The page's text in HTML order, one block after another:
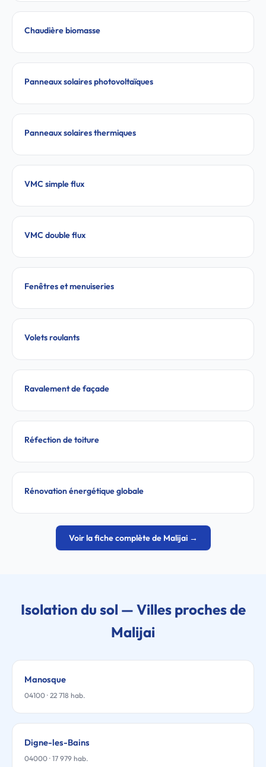
Chaudière biomasse
Panneaux solaires photovoltaïques
Panneaux solaires thermiques
VMC simple flux
VMC double flux
Fenêtres et menuiseries
Volets roulants
Ravalement de façade
Réfection de toiture
Rénovation énergétique globale
Voir la fiche complète de Malijai →
Isolation du sol — Villes proches de
Malijai
Manosque
04100 · 22 718 hab.
Digne-les-Bains
04000 · 17 979 hab.